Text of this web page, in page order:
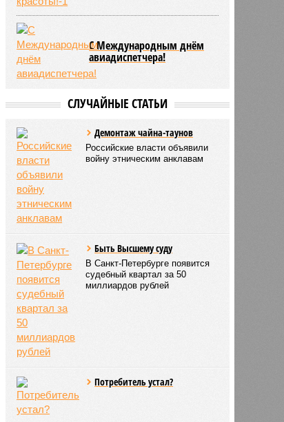
С Международным днём
авиадиспетчера!
СЛУЧАЙНЫЕ СТАТЬИ
Демонтаж чайна-таунов
Российские власти объявили
войну этническим анклавам
Быть Высшему суду
В Санкт-Петербурге появится
судебный квартал за 50
миллиардов рублей
Потребитель устал?